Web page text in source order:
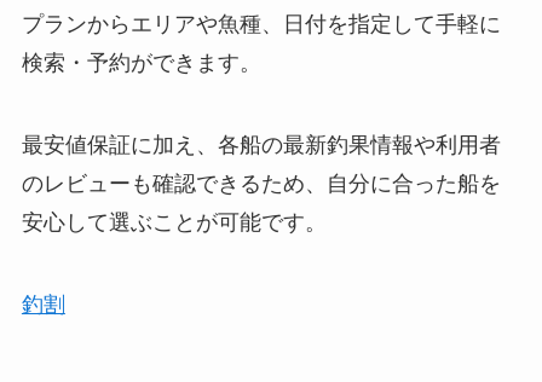
プランからエリアや魚種、日付を指定して手軽に
検索・予約ができます。
最安値保証に加え、各船の最新釣果情報や利用者
のレビューも確認できるため、自分に合った船を
安心して選ぶことが可能です。
釣割